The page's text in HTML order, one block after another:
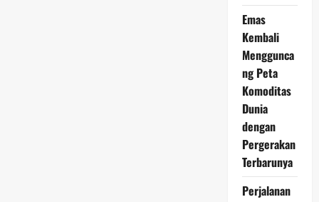
Emas
Kembali
Menggunca
ng Peta
Komoditas
Dunia
dengan
Pergerakan
Terbarunya
Perjalanan